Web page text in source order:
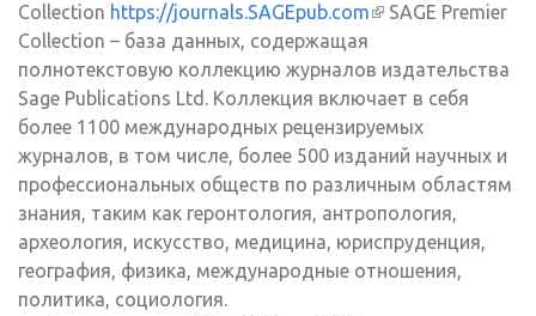
Collection https://journals.SAGEpub.com(внешняя
SAGE Premier
Collection – база данных, содержащая
полнотекстовую коллекцию журналов издательства
Sage Publications Ltd. Коллекция включает в себя
более 1100 международных рецензируемых
журналов, в том числе, более 500 изданий научных и
профессиональных обществ по различным областям
знания, таким как геронтология, антропология,
археология, искусство, медицина, юриспруденция,
география, физика, международные отношения,
политика, социология.